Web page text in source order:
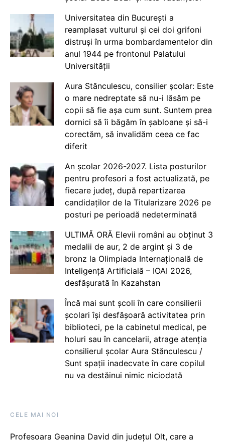
Universitatea din București a
reamplasat vulturul și cei doi grifoni
distruși în urma bombardamentelor din
anul 1944 pe frontonul Palatului
Universității
Aura Stănculescu, consilier școlar: Este
o mare nedreptate să nu-i lăsăm pe
copii să fie așa cum sunt. Suntem prea
dornici să îi băgăm în șabloane și să-i
corectăm, să invalidăm ceea ce fac
diferit
An școlar 2026-2027. Lista posturilor
pentru profesori a fost actualizată, pe
fiecare județ, după repartizarea
candidaților de la Titularizare 2026 pe
posturi pe perioadă nedeterminată
ULTIMĂ ORĂ Elevii români au obținut 3
medalii de aur, 2 de argint și 3 de
bronz la Olimpiada Internațională de
Inteligență Artificială – IOAI 2026,
desfășurată în Kazahstan
Încă mai sunt școli în care consilierii
școlari își desfășoară activitatea prin
biblioteci, pe la cabinetul medical, pe
holuri sau în cancelarii, atrage atenția
consilierul școlar Aura Stănculescu /
Sunt spații inadecvate în care copilul
nu va destăinui nimic niciodată
CELE MAI NOI
Profesoara Geanina David din județul Olt, care a